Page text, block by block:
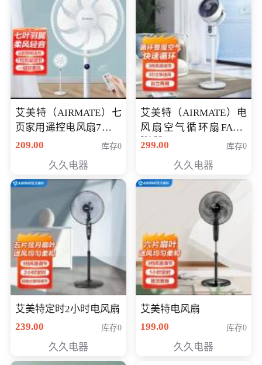
艾美特（AIRMATE）七
页家用遥控电风扇7档风
量空气循环摇头立式落
定时落地式风扇CS35-
R20
209.00 库存0
久久电器
艾美特（AIRMATE）电
风扇空气循环扇FA18-
X168
299.00 库存0
久久电器
艾美特定时2小时电风扇
239.00
库存0
久久电器
艾美特电风扇
199.00
库存0
久久电器